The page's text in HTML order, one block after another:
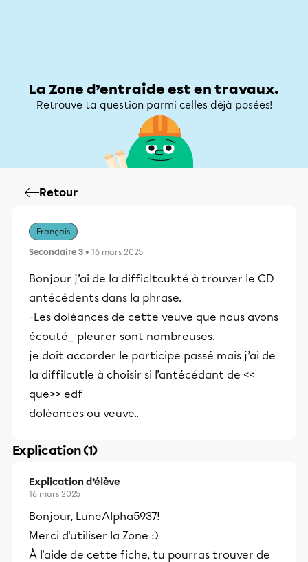
La Zone d’entraide est en travaux.
Retrouve ta question parmi celles déjà posées!
Retour
Français
Secondaire 3 • 16 mars 2025
Bonjour j’ai de la difficltcukté à trouver le CD
antécédents dans la phrase.
-Les doléances de cette veuve que nous avons
écouté_ pleurer sont nombreuses.
je doit accorder le participe passé mais j’ai de
la diffilcutle à choisir si l’antécédant de <<
que>> edf
doléances ou veuve..
Explication (1)
Explication d’élève
16 mars 2025
Bonjour, LuneAlpha5937!
Merci d'utiliser la Zone :)
À l'aide de cette fiche, tu pourras trouver de